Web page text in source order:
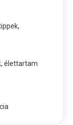
élettartam